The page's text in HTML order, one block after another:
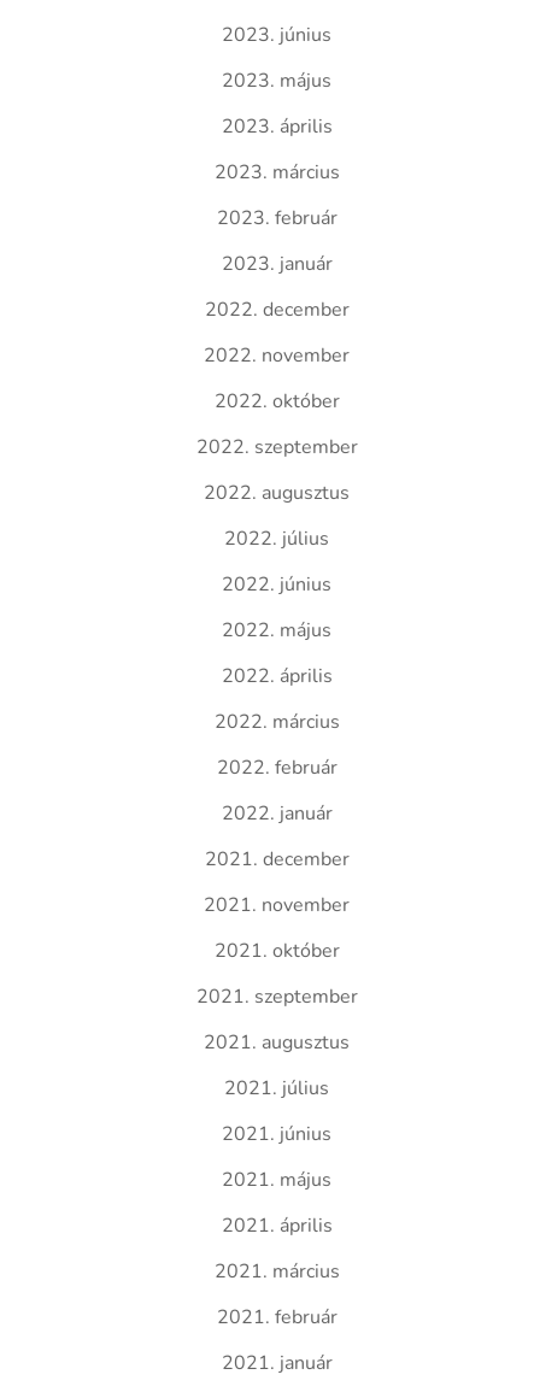
2023. június
2023. május
2023. április
2023. március
2023. február
2023. január
2022. december
2022. november
2022. október
2022. szeptember
2022. augusztus
2022. július
2022. június
2022. május
2022. április
2022. március
2022. február
2022. január
2021. december
2021. november
2021. október
2021. szeptember
2021. augusztus
2021. július
2021. június
2021. május
2021. április
2021. március
2021. február
2021. január